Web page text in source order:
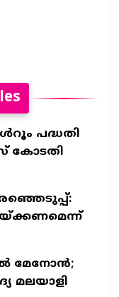
പദ്ധതി
കോടതി
മേനോൻ;
മലയാളി